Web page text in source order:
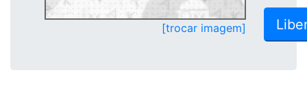
[trocar imagem]